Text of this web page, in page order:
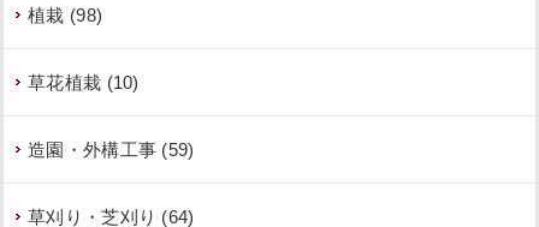
植栽 (98)
草花植栽 (10)
造園・外構工事 (59)
草刈り・芝刈り (64)